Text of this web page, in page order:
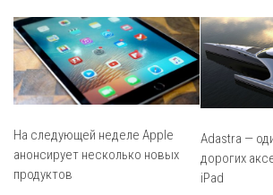
На следующей неделе Apple
анонсирует несколько новых
продуктов
Adastra —
дорогих
iPad